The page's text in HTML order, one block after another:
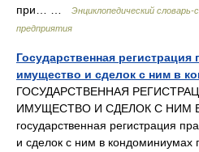
при… …
Энциклопедический словарь-
предприятия
Государственная
имущество и сделок с ним в
ГОСУДАРСТВЕННАЯ
ИМУЩЕСТВО И СДЕЛОК С НИМ
государственная регистрация
и сделок с ним в кондоминиумах